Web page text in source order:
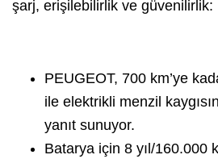
şarj, erişilebilirlik ve güvenilirlik:
PEUGEOT, 700 km’ye
ile elektrikli menzil
yanıt sunuyor.
Batarya için 8 yıl/160.000